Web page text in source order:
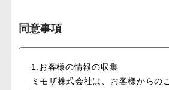
同意事項
1.お客様の情報の収集
ミモザ株式会社は、お客様からの